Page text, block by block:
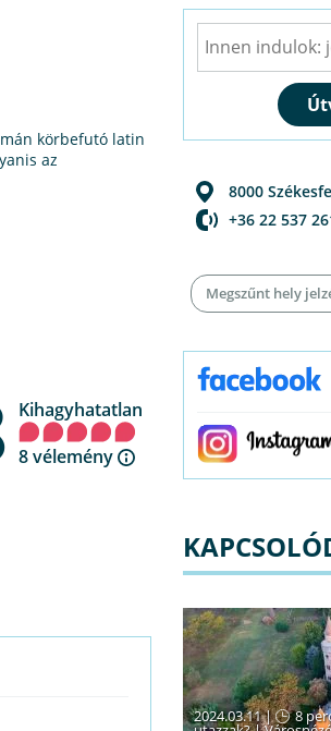
körbefutó latin
az
Kihagyhatatlan
8 vélemény
8000
+36 22 537
Megszűnt hely
2024.03.11 | 8